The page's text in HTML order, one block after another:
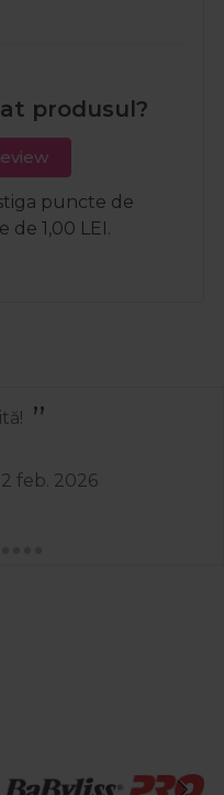
produsul?
puncte de
de 1,00 LEI.
feb. 2026